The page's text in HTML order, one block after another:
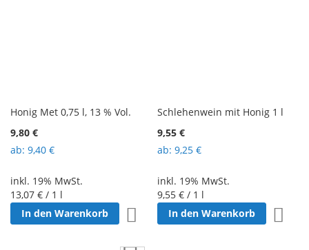
Honig Met 0,75 l, 13 % Vol.
9,80 €
ab 9,40 €
inkl. 19% MwSt.
13,07 € / 1 l
In den Warenkorb
Zur Wunschliste hinzufügen
Schlehenwein mit Honig 1 l
9,55 €
ab 9,25 €
inkl. 19% MwSt.
9,55 € / 1 l
In den Warenkorb